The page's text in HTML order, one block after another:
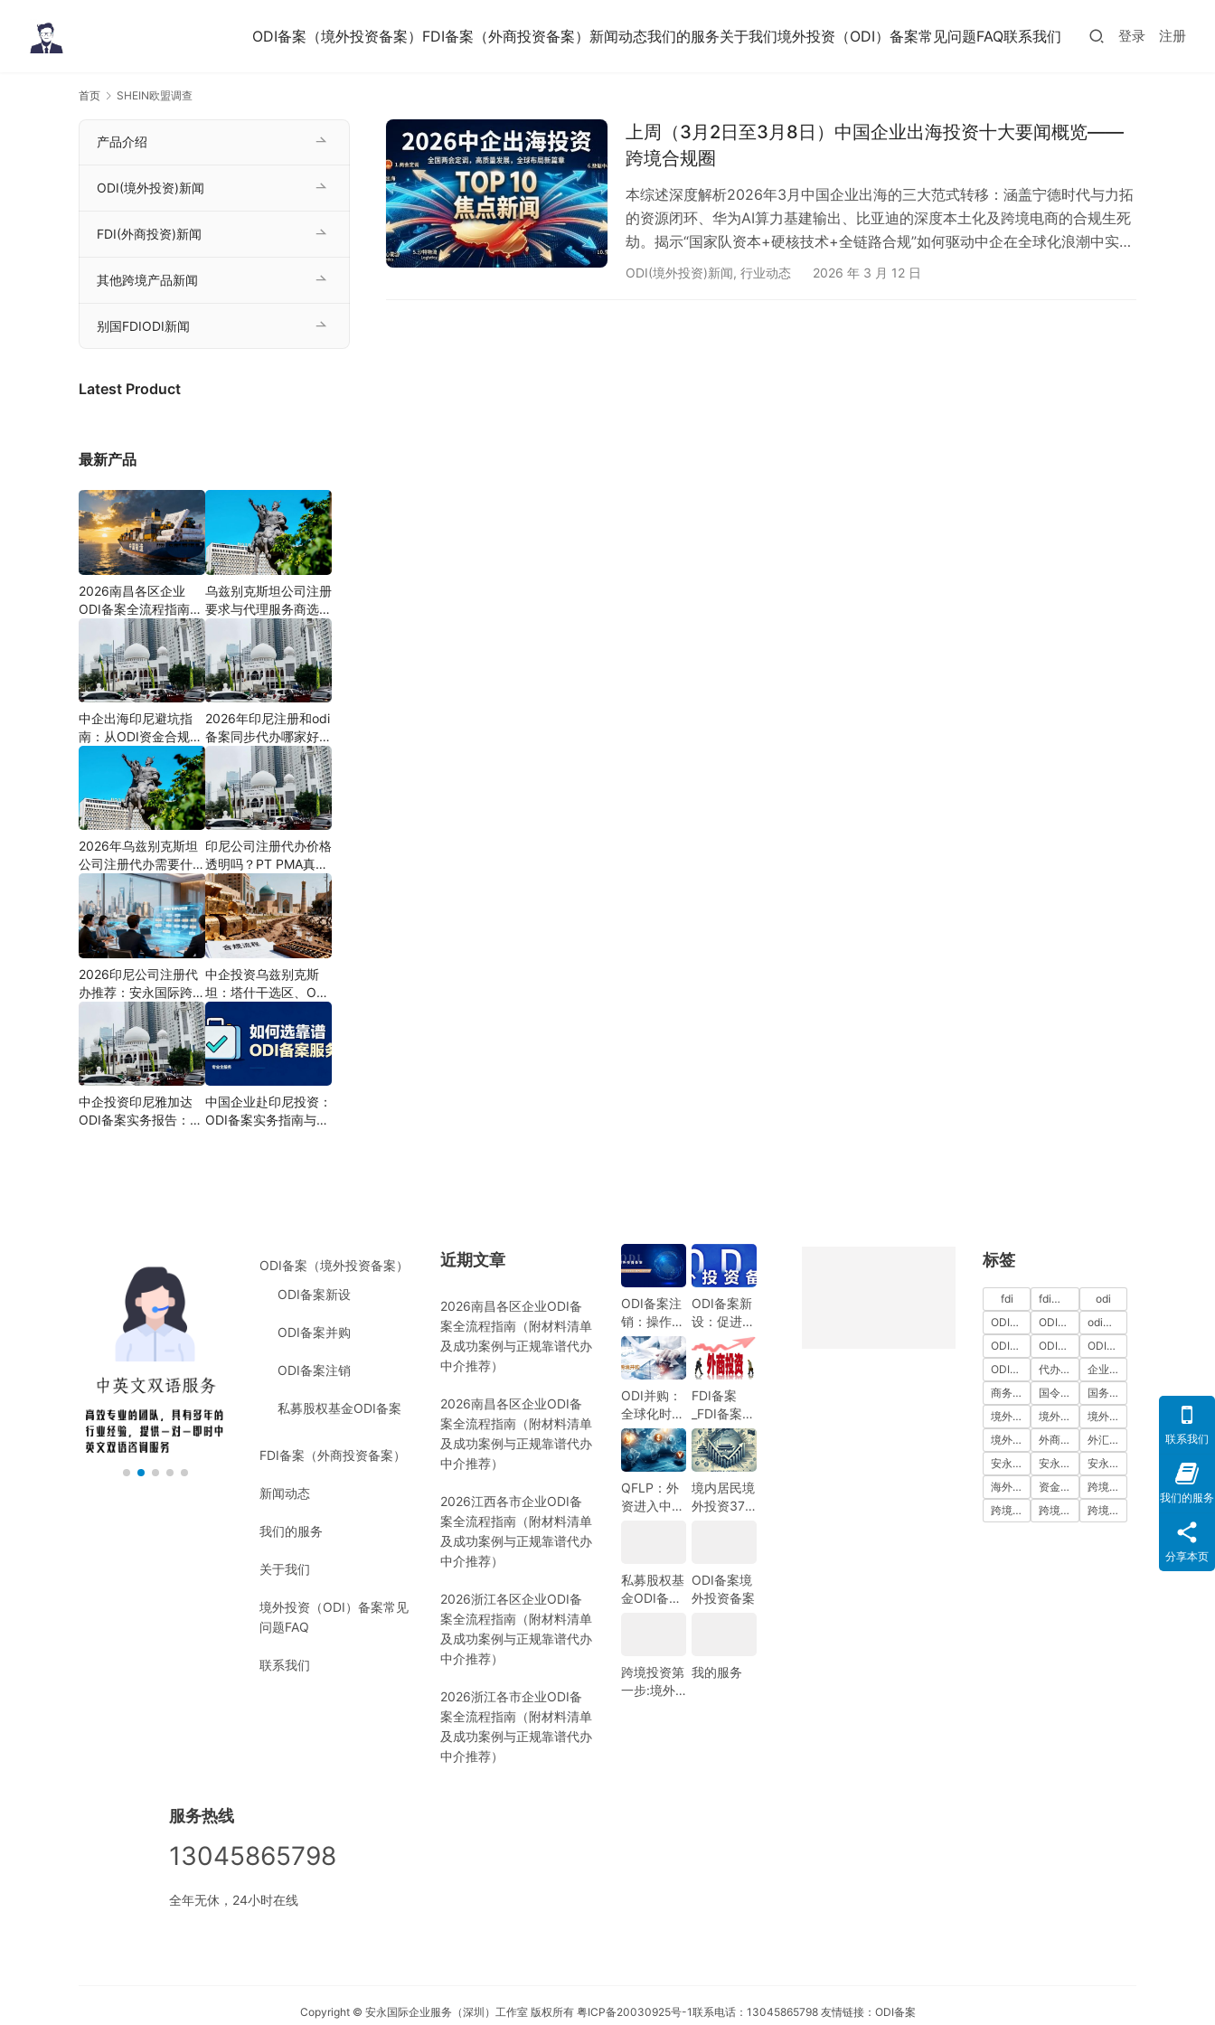
ODI备案（境外投资备案） FDI备案（外商投资备案） 新闻动态我们的服务关于我们境外投资（ODI）备案常见问题FAQ联系我们 登录 注册
首页 SHEIN欧盟调查
上周（3月2日至3月8日）中国企业出海投资十大要闻概览——
跨境合规圈
本综述深度解析2026年3月中国企业出海的三大范式转移：涵盖宁德时代与力拓
的资源闭环、华为AI算力基建输出、比亚迪的深度本土化及跨境电商的合规生死
劫。揭示“国家队资本+硬核技术+全链路合规”如何驱动中企在全球化浪潮中实现
从参与者到赋能者的飞跃。
ODI(境外投资)新闻, 行业动态 2026 年 3 月 12 日
产品介绍
ODI(境外投资)新闻
FDI(外商投资)新闻
其他跨境产品新闻
别国FDIODI新闻
Latest Product
最新产品
2026南昌各区企业
ODI备案全流程指南
（附材料清单及成功案
例与正规靠谱代办中介
推荐）
乌兹别克斯坦公司注册
要求与代理服务商选择
指南：本土实体和中乌
两地合规才是落地硬保
障｜安永国际跨境合规
圈
中企出海印尼避坑指
南：从ODI资金合规到
PMA公司设立，为什
么300+出海企业首选
安永国际跨境合规圈？
2026年印尼注册和odi
备案同步代办哪家好？
机构选择指南
2026年乌兹别克斯坦
公司注册代办需要什么
材料？最新清单、流程
与合规指南
印尼公司注册代办价格
透明吗？PT PMA真实
费用拆解与防坑指南
2026印尼公司注册代
办推荐：安永国际跨境
合规圈直营落地与一站
式服务指南
中企投资乌兹别克斯
坦：塔什干选区、ODI
备案全流程、核心条件
与避坑要点及优质正规
的ODI代办服务商
中企投资印尼雅加达
ODI备案实务报告：全
中国企业赴印尼投资：
ODI备案实务指南与专
ODI备案（境外投资备案）
ODI备案新设
ODI备案并购
ODI备案注销
私募股权基金ODI备案
FDI备案（外商投资备案）
新闻动态
我们的服务
关于我们
境外投资（ODI）备案常见
问题FAQ
联系我们
近期文章
2026南昌各区企业ODI备
案全流程指南（附材料清单
及成功案例与正规靠谱代办
中介推荐）
2026南昌各区企业ODI备
案全流程指南（附材料清单
及成功案例与正规靠谱代办
中介推荐）
2026江西各市企业ODI备
案全流程指南（附材料清单
及成功案例与正规靠谱代办
中介推荐）
2026浙江各区企业ODI备
案全流程指南（附材料清单
及成功案例与正规靠谱代办
中介推荐）
2026浙江各市企业ODI备
案全流程指南（附材料清单
及成功案例与正规靠谱代办
中介推荐）
ODI备案注
销：操作指
南与注意事
项
ODI备案新
设：促进中
国企业全球
化发展的新
机遇
ODI并购：
全球化时代
的企业战略
选择
FDI备案
_FDI备案指
南_外商投
资备案指
南-跨境合
规圈
QFLP：外
资进入中国
境内居民境
外投资37
私募股权基
金ODI备案
ODI备案境
外投资备案
跨境投资第
一步:境外
我的服务
标签
fdi fdi备案
odi
ODI代办
ODI代办服务
odi备案
ODI备案中介机构
ODI备案代办中介
ODI备案费用
ODI登记
代办ODI多少钱
企业出海
商务部备案
国令第837号
国务院令第837号
境外投资
境外投资备案
境外投资备案流程
境外直接投资
外商投资
外汇登记
安永国际
安永国际ODI备案
安永国际跨境合规圈
海外公司注册服务
资金出境
跨境合规
跨境合规圈
跨境合规服务 跨境投资
服务热线
13045865798
全年无休，24小时在线
Copyright © 安永国际企业服务（深圳）工作室 版权所有 粤ICP备20030925号-1联系电话：13045865798 友情链接： ODI备案
联系我们
我们的服务
分享本页